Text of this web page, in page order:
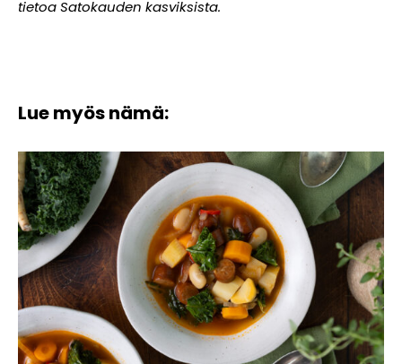
tietoa Satokauden kasviksista.
Lue myös nämä: